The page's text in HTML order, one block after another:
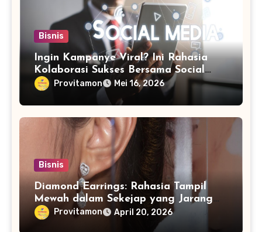
Bisnis
Ingin Kampanye Viral? Ini Rahasia
Kolaborasi Sukses Bersama Social
Media Marketing Agency
Provitamon Mei 16, 2026
Bisnis
Diamond Earrings: Rahasia Tampil
Mewah dalam Sekejap yang Jarang
Diketahui
Provitamon April 20, 2026